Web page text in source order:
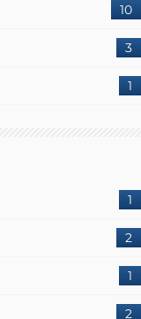
10
3
1
1
2
1
2